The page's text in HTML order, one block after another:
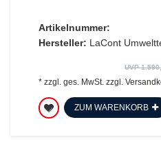
Artikelnummer:
Hersteller: LaCont
UVP
* zzgl. ges. MwSt.zzgl.
ZUM WARENKORB